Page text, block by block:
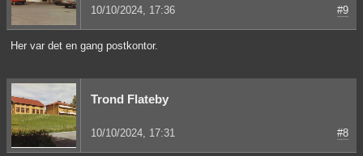
10/10/2024, 17:36 #9
Her var det en gang postkontor.
Trond Flateby
10/10/2024, 17:31 #8